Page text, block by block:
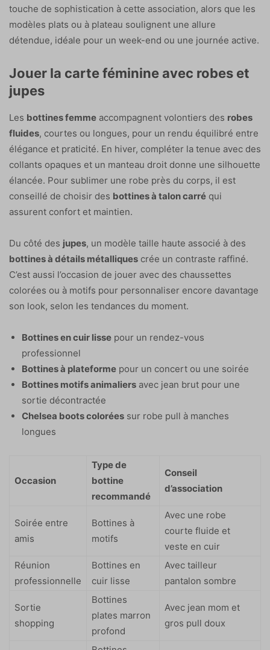
touche de sophistication à cette association, alors que les
modèles plats ou à plateau soulignent une allure
détendue, idéale pour un week-end ou une journée active.
Jouer la carte féminine avec robes et
jupes
Les bottines femme accompagnent volontiers des robes
fluides, courtes ou longues, pour un rendu équilibré entre
élégance et praticité. En hiver, compléter la tenue avec des
collants opaques et un manteau droit donne une silhouette
élancée. Pour sublimer une robe près du corps, il est
conseillé de choisir des bottines à talon carré qui
assurent confort et maintien.
Du côté des jupes, un modèle taille haute associé à des
bottines à détails métalliques crée un contraste raffiné.
C’est aussi l’occasion de jouer avec des chaussettes
colorées ou à motifs pour personnaliser encore davantage
son look, selon les tendances du moment.
Bottines en cuir lisse pour un rendez-vous
professionnel
Bottines à plateforme pour un concert ou une soirée
Bottines motifs animaliers avec jean brut pour une
sortie décontractée
Chelsea boots colorées sur robe pull à manches
longues
Occasion
Type de
bottine
recommandé
Conseil
d’association
Soirée entre
amis
Bottines à
motifs
Avec une robe
courte fluide et
veste en cuir
Réunion
professionnelle
Bottines en
cuir lisse
Avec tailleur
pantalon sombre
Sortie
shopping
Bottines
plates marron
profond
Avec jean mom et
gros pull doux